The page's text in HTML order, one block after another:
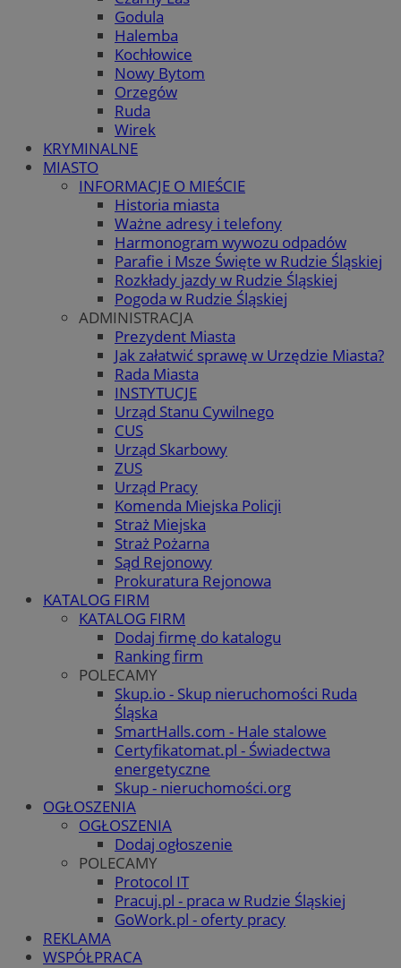
Godula
Halemba
Kochłowice
Nowy Bytom
Orzegów
Ruda
Wirek
KRYMINALNE
MIASTO
INFORMACJE O MIEŚCIE
Historia miasta
Ważne adresy i telefony
Harmonogram wywozu odpadów
Parafie i Msze Święte w Rudzie Śląskiej
Rozkłady jazdy w Rudzie Śląskiej
Pogoda w Rudzie Śląskiej
ADMINISTRACJA
Prezydent Miasta
Jak załatwić sprawę w Urzędzie Miasta?
Rada Miasta
INSTYTUCJE
Urząd Stanu Cywilnego
CUS
Urząd Skarbowy
ZUS
Urząd Pracy
Komenda Miejska Policji
Straż Miejska
Straż Pożarna
Sąd Rejonowy
Prokuratura Rejonowa
KATALOG FIRM
KATALOG FIRM
Dodaj firmę do katalogu
Ranking firm
POLECAMY
Skup.io - Skup nieruchomości Ruda
Śląska
SmartHalls.com - Hale stalowe
Certyfikatomat.pl - Świadectwa
energetyczne
Skup - nieruchomości.org
OGŁOSZENIA
OGŁOSZENIA
Dodaj ogłoszenie
POLECAMY
Protocol IT
Pracuj.pl - praca w Rudzie Śląskiej
GoWork.pl - oferty pracy
REKLAMA
WSPÓŁPRACA